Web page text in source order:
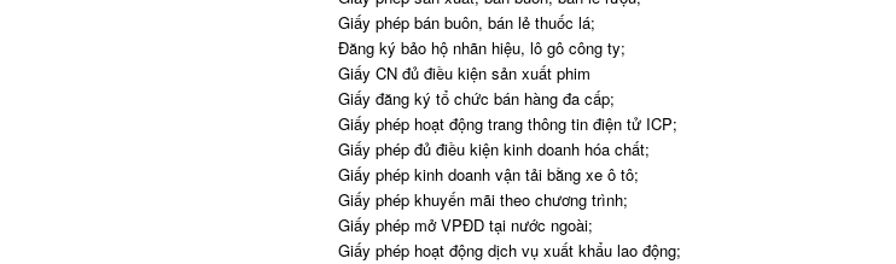
Giấy phép bán buôn, bán lẻ thuốc lá;
Đăng ký bảo hộ nhãn hiệu, lô gô công ty;
Giấy CN đủ điều kiện sản xuất phim
Giấy đăng ký tổ chức bán hàng đa cấp;
Giấy phép hoạt động trang thông tin điện tử ICP;
Giấy phép đủ điều kiện kinh doanh hóa chất;
Giấy phép kinh doanh vận tải bằng xe ô tô;
Giấy phép khuyến mãi theo chương trình;
Giấy phép mở VPĐD tại nước ngoài;
Giấy phép hoạt động dịch vụ xuất khẩu lao động;